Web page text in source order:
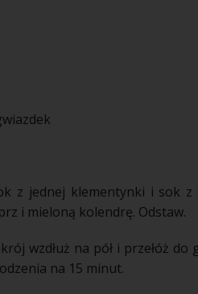
z jednej klementynki i sok z
i mieloną kolendrę. Odstaw.
wzdłuż na pół i przełóż do
na 15 minut.